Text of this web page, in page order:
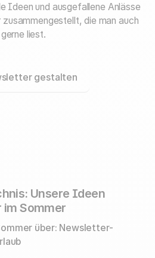
Ideen und ausgefallene Anlässe
die man auch
liest.
gestalten
Unsere Ideen
Sommer
über: Newsletter-